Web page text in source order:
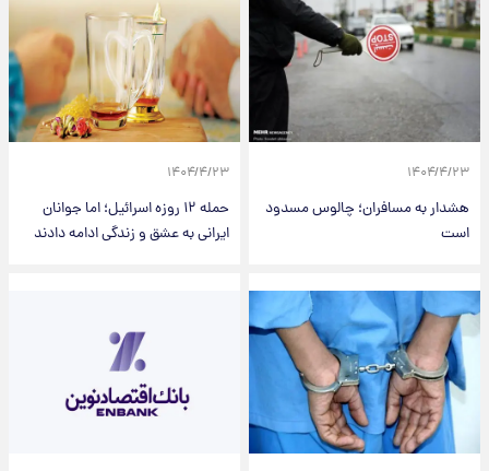
۱۴۰۴/۴/۲۳
هشدار به مسافران؛ چالوس مسدود
است
۱۴۰۴/۴/۲۳
حمله ۱۲ روزه اسرائیل؛ اما جوانان
ایرانی به عشق و زندگی ادامه دادند